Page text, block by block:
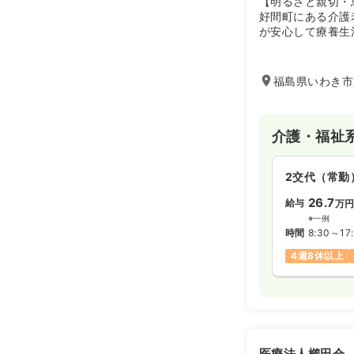
好間町にある介
が安心して療養
福島県いわき
介護・福祉
2交代（常勤
給与 26.7万
※一例
時間 8:30～
4週8休以上